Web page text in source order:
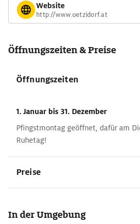
Website
http://www.oetzidorf.at
Öffnungszeiten & Preise
Öffnungszeiten
1. Januar bis 31. Dezember
Pfingstmontag geöffnet, dafür am
Ruhetag!
Preise
In der Umgebung